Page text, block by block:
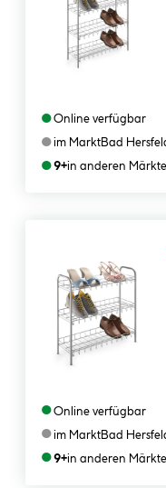
●Online verfügbar
●im MarktBad
●9+in anderen
●Online verfügbar
●im MarktBad
●9+in anderen